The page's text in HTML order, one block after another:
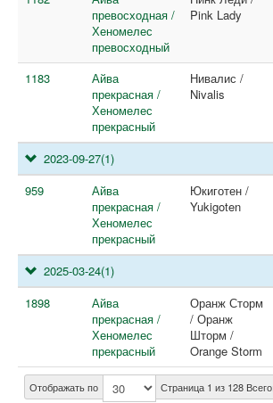
Отображать по Страница 1 из 128
превосходная /
Хеномелес
превосходный
Pink Lady
1183
Айва
прекрасная /
Хеномелес
прекрасный
Нивалис /
Nivalis
2023-09-27(1)
959
Айва
прекрасная /
Хеномелес
прекрасный
Юкиготен /
Yukigoten
2025-03-24(1)
1898
Айва
прекрасная /
Хеномелес
прекрасный
Оранж Сторм
/ Оранж
Шторм /
Orange Storm